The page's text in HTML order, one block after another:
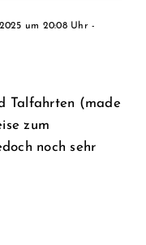
um 20:08 Uhr -
Talfahrten (made
zum
noch sehr